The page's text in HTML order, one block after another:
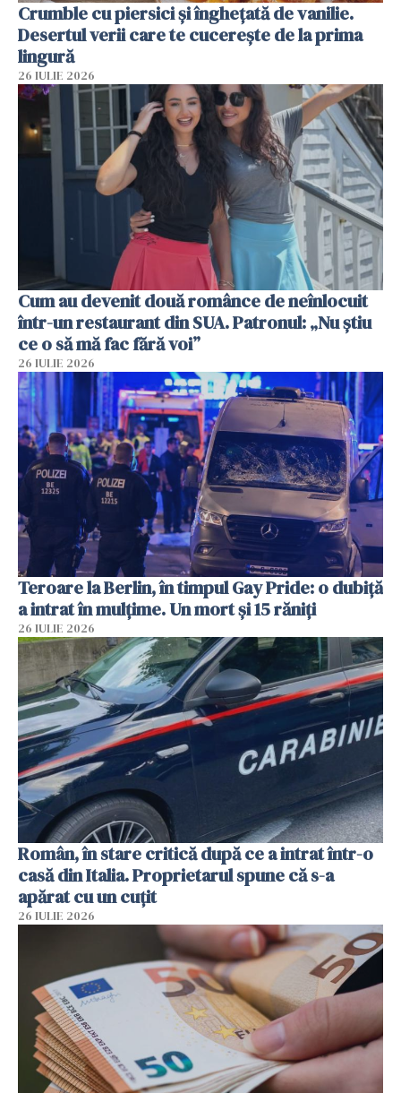
Crumble cu piersici și înghețată de vanilie.
Desertul verii care te cucerește de la prima
lingură
26 IULIE 2026
Cum au devenit două românce de neînlocuit
într-un restaurant din SUA. Patronul: „Nu știu
ce o să mă fac fără voi”
26 IULIE 2026
Teroare la Berlin, în timpul Gay Pride: o dubiță
a intrat în mulțime. Un mort și 15 răniți
26 IULIE 2026
Român, în stare critică după ce a intrat într-o
casă din Italia. Proprietarul spune că s-a
apărat cu un cuțit
26 IULIE 2026